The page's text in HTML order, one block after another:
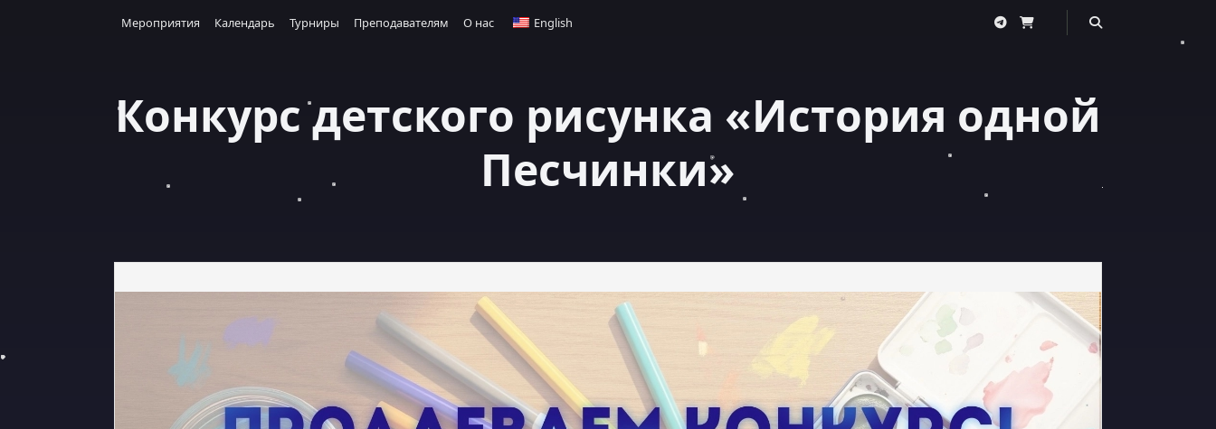
Мероприятия Календарь Турниры Преподавателям О нас English
Конкурс детского рисунка «История одной
Песчинки»